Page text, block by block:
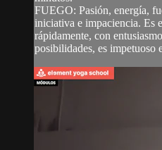
FUEGO: Pasión, energía,
iniciativa e impaciencia. Es
rápidamente, con
posibilidades, es impetuoso